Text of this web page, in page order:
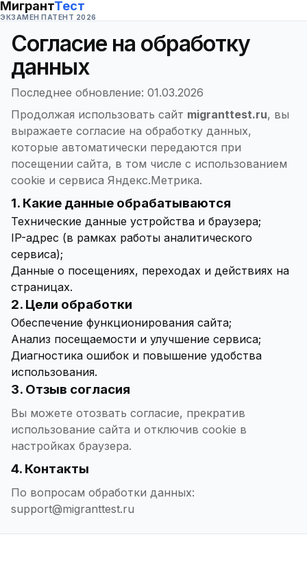
МигрантТест
ЭКЗАМЕН ПАТЕНТ 2026
Согласие на обработку
данных
Последнее обновление: 01.03.2026
Продолжая использовать сайт migranttest.ru, вы
выражаете согласие на обработку данных,
которые автоматически передаются при
посещении сайта, в том числе с использованием
cookie и сервиса Яндекс.Метрика.
1. Какие данные обрабатываются
Технические данные устройства и браузера;
IP-адрес (в рамках работы аналитического
сервиса);
Данные о посещениях, переходах и действиях на
страницах.
2. Цели обработки
Обеспечение функционирования сайта;
Анализ посещаемости и улучшение сервиса;
Диагностика ошибок и повышение удобства
использования.
3. Отзыв согласия
Вы можете отозвать согласие, прекратив
использование сайта и отключив cookie в
настройках браузера.
4. Контакты
По вопросам обработки данных:
support@migranttest.ru